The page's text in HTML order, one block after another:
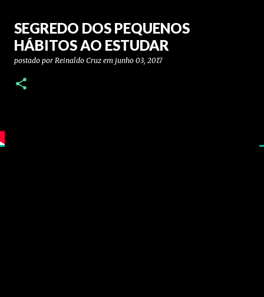
SEGREDO DOS PEQUENOS
HÁBITOS AO ESTUDAR
postado por Reinaldo Cruz em junho 03, 2017